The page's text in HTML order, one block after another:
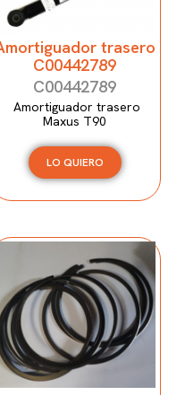
trasero
C00442789
C00442789
Amortiguador trasero
Maxus T90
LO QUIERO